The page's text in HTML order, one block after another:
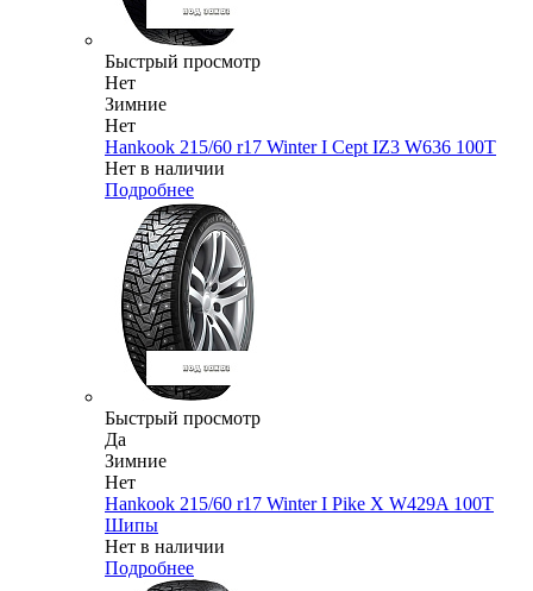
Быстрый просмотр
Нет
Зимние
Нет
Hankook 215/60 r17 Winter I Cept IZ3 W636 100T
Нет в наличии
Подробнее
Быстрый просмотр
Да
Зимние
Нет
Hankook 215/60 r17 Winter I Pike X W429A 100T
Шипы
Нет в наличии
Подробнее